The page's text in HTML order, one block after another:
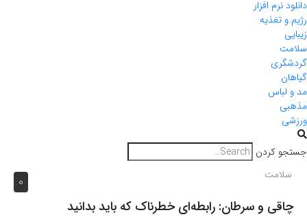
دانلود نرم افزار
رژیم و تغذیه
زیبایی
سلامت
گردشگری
گیاهان
مد و لباس
مذهبی
ورزشی
جستجو کردن
0 سلامت
چاقی و سرطان: رابطه‌ای خطرناک که باید بدانید